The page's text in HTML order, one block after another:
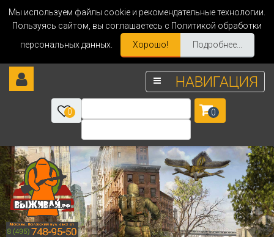
Мы используем файлы cookie и рекомендательные технологии.
Пользуясь сайтом, вы соглашаетесь с Политикой обработки
персональных данных.
Хорошо! Подробнее...
НАВИГАЦИЯ
0 0